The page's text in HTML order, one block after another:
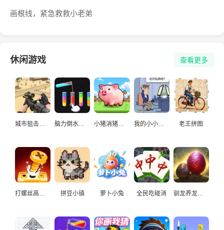
画根线，紧急救救小老弟
休闲游戏 查看更多
城市狙击手游戏 脑力倒水挑战 小猪消猪猪游戏 我的小小人生 老王拼图
打螺丝高手益智游戏 拼豆小镇 萝卜小兔 全民吃碰消 驯龙养龙孵化高手